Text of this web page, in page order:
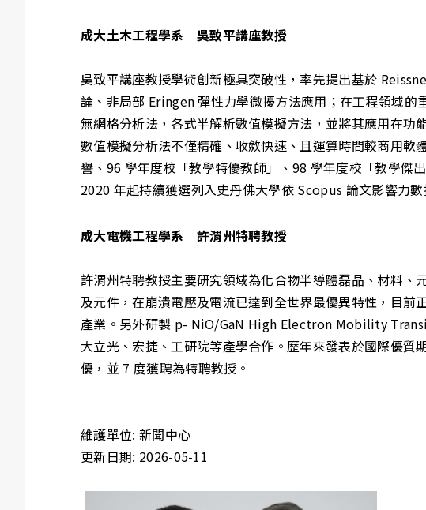
成大土木工程學系 吳致平講座教授
吳致平講座教授學術創新極具突破性，率先提出基於
論、非局部 Eringen 彈性力學微擾方法應用；在工程領域
無網格分析法，各式半解析數值模擬方法，並將其應用在
數值模擬分析法不僅精確、收斂快速、且運算時間較商用
譽、96 學年度校「教學特優教師」、98 學年度校「教學傑
2020 年起持續獲選列入史丹佛大學依 Scopus 論文影響力
成大電機工程學系 許渭州特聘教授
許渭州特聘教授主要研究領域為化合物半導體磊晶、材料、
及元件，在崩潰電壓及電流已達到全世界最優異特性，目
產業。另外研製 p- NiO/GaN High Electron Mobility
大立光、宏捷、工研院等產學合作。歷年來發表於國際優
優，並 7 度獲聘為特聘教授。
維護單位: 新聞中心
更新日期: 2026-05-11